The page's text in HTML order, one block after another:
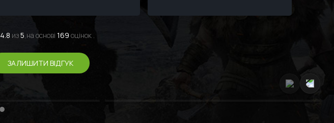
4.8 из5,на основі 169 оцінок .
ЗАЛИШИТИ ВІДГУК